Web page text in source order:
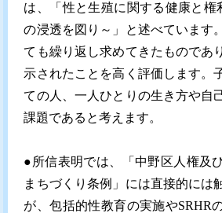
は、「性と生殖に関する健康と権
の浸透を図り～」と述べています
ても繰り返し求めてきたものであ
示されたことを高く評価します。
ての人、一人ひとりの生き方や自
課題であると考えます。
●所信表明では、「中野区人権及
まちづくり条例」には直接的には
が、包括的性教育の実施やSRHR